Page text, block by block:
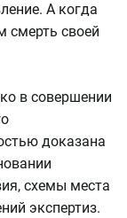
А когда
смерть своей
в совершении
доказана
схемы места
экспертиз.